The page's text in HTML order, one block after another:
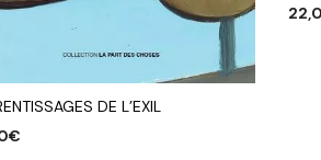
DE L’EXIL
€